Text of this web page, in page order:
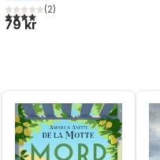
röster:
4,0utav 5 stjärnor. Totalt antal
(2)
79 kr